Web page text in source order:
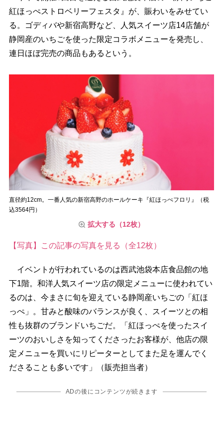
紅ほっぺストロベリーフェスタ』が、賑わいをみせてい
る。ゴディバや新宿高野など、人気スイーツ店14店舗が
静岡産のいちごを使った限定コラボメニューを発売し、
連日ほぼ完売の商品もあるという。
直径約12cm。一番人気の新宿高野のホールケーキ『紅ほっぺフロリ』（税
込3564円）
拡大する（12枚）
【写真】この記事の写真を見る（全12枚）
イベントが行われているのは西武池袋本店食品館の地
下1階。和洋人気スイーツ店の限定メニューに使われてい
るのは、今まさに旬を迎えている静岡産いちごの「紅ほ
っぺ」。甘みと酸味のバランスが良く、スイーツとの相
性も抜群のブランドいちごだ。「紅ほっぺを使ったスイ
ーツのおいしさを知ってくださったお客様が、他店の限
定メニューを買いにリピーターとしてまた足を運んでく
ださることも多いです」（販売担当者）
ADの後にコンテンツが続きます